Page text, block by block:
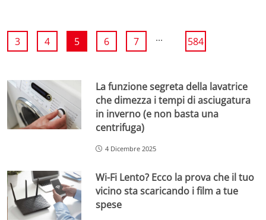
3 4 5 6 7 ... 584
La funzione segreta della lavatrice
che dimezza i tempi di asciugatura
in inverno (e non basta una
centrifuga)
4 Dicembre 2025
Wi-Fi Lento? Ecco la prova che il tuo
vicino sta scaricando i film a tue
spese